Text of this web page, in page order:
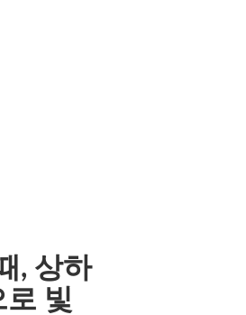
, 상하
빛